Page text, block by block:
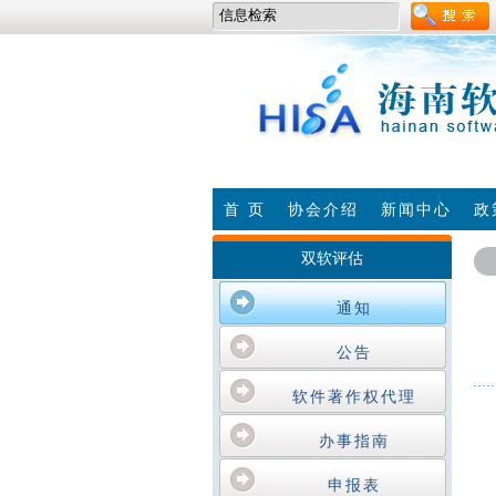
首 页 协会介绍 新闻中心 政
双软评估
通知
公告
软件著作权代理
办事指南
申报表